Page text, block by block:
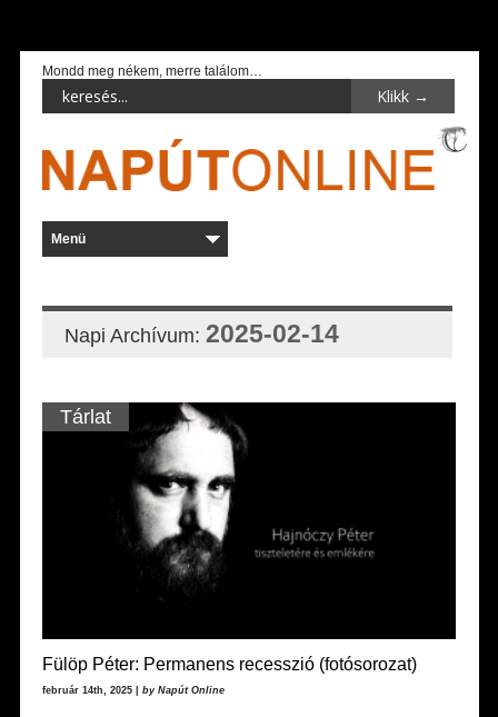
Mondd meg nékem, merre találom…
Napi Archívum: 2025-02-14
Tárlat
Fülöp Péter: Permanens recesszió (fotósorozat)
február 14th, 2025 | by Napút Online